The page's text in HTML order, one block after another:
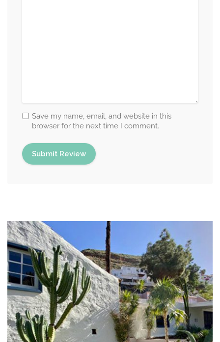
Save my name, email, and website in this
browser for the next time I comment.